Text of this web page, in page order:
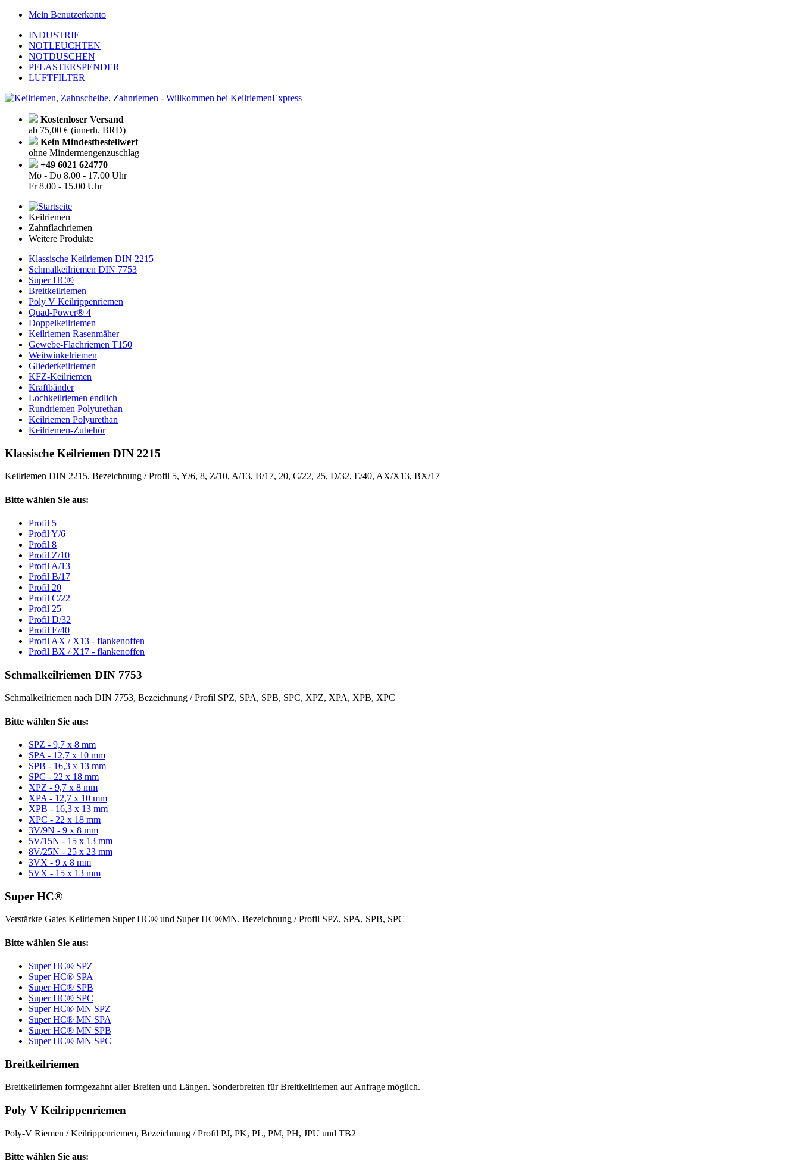
Mein Benutzerkonto
INDUSTRIE
NOTLEUCHTEN
NOTDUSCHEN
PFLASTERSPENDER
LUFTFILTER
Kostenloser Versand
ab 75,00 € (innerh. BRD)
Kein Mindestbestellwert
ohne Mindermengenzuschlag
+49 6021 624770
Mo - Do 8.00 - 17.00 Uhr
Fr8.00 - 15.00 Uhr
Keilriemen
Zahnflachriemen
Weitere Produkte
Klassische Keilriemen DIN 2215
Schmalkeilriemen DIN 7753
Super HC®
Breitkeilriemen
Poly V Keilrippenriemen
Quad-Power® 4
Doppelkeilriemen
Keilriemen Rasenmäher
Gewebe-Flachriemen T150
Weitwinkelriemen
Gliederkeilriemen
KFZ-Keilriemen
Kraftbänder
Lochkeilriemen endlich
Rundriemen Polyurethan
Keilriemen Polyurethan
Keilriemen-Zubehör
Klassische Keilriemen DIN 2215
Keilriemen DIN 2215. Bezeichnung / Profil 5, Y/6, 8, Z/10, A/13, B/17, 20, C/22, 25, D/32, E/40, AX/X13, BX/17
Bitte wählen Sie aus:
Profil 5
Profil Y/6
Profil 8
Profil Z/10
Profil A/13
Profil B/17
Profil 20
Profil C/22
Profil 25
Profil D/32
Profil E/40
Profil AX / X13 - flankenoffen
Profil BX / X17 - flankenoffen
Schmalkeilriemen DIN 7753
Schmalkeilriemen nach DIN 7753, Bezeichnung / Profil SPZ, SPA, SPB, SPC, XPZ, XPA, XPB, XPC
Bitte wählen Sie aus:
SPZ - 9,7 x 8 mm
SPA - 12,7 x 10 mm
SPB - 16,3 x 13 mm
SPC - 22 x 18 mm
XPZ - 9,7 x 8 mm
XPA - 12,7 x 10 mm
XPB - 16,3 x 13 mm
XPC - 22 x 18 mm
3V/9N - 9 x 8 mm
5V/15N - 15 x 13 mm
8V/25N - 25 x 23 mm
3VX - 9 x 8 mm
5VX - 15 x 13 mm
Super HC®
Verstärkte Gates Keilriemen Super HC® und Super HC®MN. Bezeichnung / Profil SPZ, SPA, SPB, SPC
Bitte wählen Sie aus:
Super HC® SPZ
Super HC® SPA
Super HC® SPB
Super HC® SPC
Super HC® MN SPZ
Super HC® MN SPA
Super HC® MN SPB
Super HC® MN SPC
Breitkeilriemen
Breitkeilriemen formgezahnt aller Breiten und Längen. Sonderbreiten für Breitkeilriemen auf Anfrage möglich.
Poly V Keilrippenriemen
Poly-V Riemen / Keilrippenriemen, Bezeichnung / Profil PJ, PK, PL, PM, PH, JPU und TB2
Bitte wählen Sie aus: